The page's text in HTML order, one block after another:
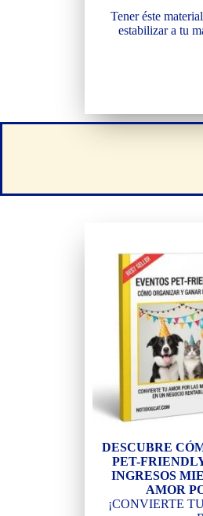
Tener éste
estabilizar a tu
DESCUBRE
PET-
INGRESOS
AMOR
¡CONVIERTE